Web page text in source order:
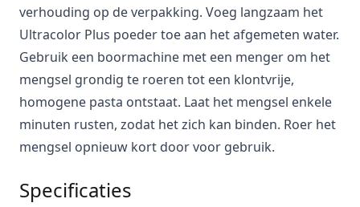
verhouding op de verpakking. Voeg langzaam het
Ultracolor Plus poeder toe aan het afgemeten water.
Gebruik een boormachine met een menger om het
mengsel grondig te roeren tot een klontvrije,
homogene pasta ontstaat. Laat het mengsel enkele
minuten rusten, zodat het zich kan binden. Roer het
mengsel opnieuw kort door voor gebruik.
Specificaties